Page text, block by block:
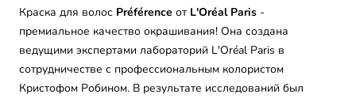
Краска для волос Préférence отL'Oréal Paris -
премиальное качество окрашивания! Она создана
ведущими экспертами лабораторий L'Oréal Paris в
сотрудничестве с профессиональным колористом
Кристофом Робином. В результате исследований был